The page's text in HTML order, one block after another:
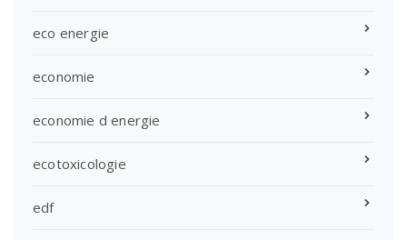
eco energie
economie
economie d energie
ecotoxicologie
edf